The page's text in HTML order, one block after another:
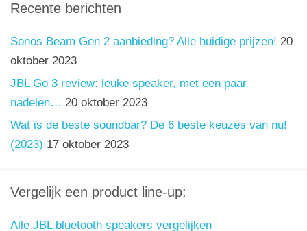
Recente berichten
Sonos Beam Gen 2 aanbieding? Alle huidige prijzen! 20
oktober 2023
JBL Go 3 review: leuke speaker, met een paar
nadelen… 20 oktober 2023
Wat is de beste soundbar? De 6 beste keuzes van nu!
(2023) 17 oktober 2023
Vergelijk een product line-up:
Alle JBL bluetooth speakers vergelijken